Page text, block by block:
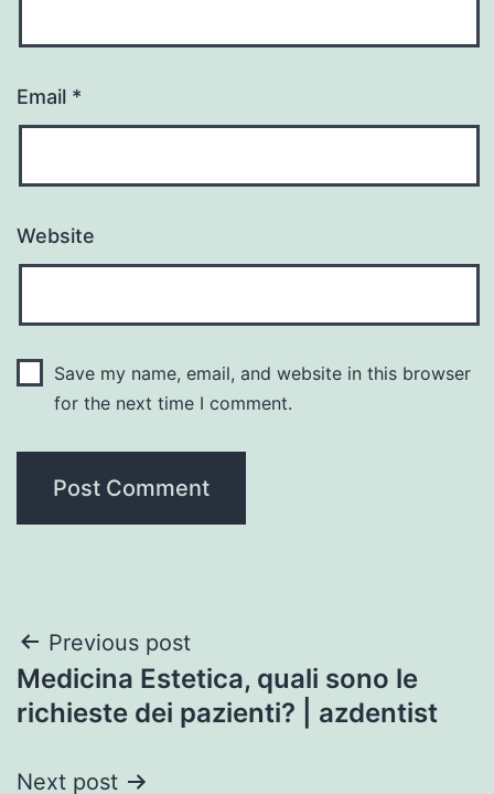
Email *
Website
Save my name, email, and website in this browser
for the next time I comment.
Post
navigation
Previous post
Medicina Estetica, quali sono le
richieste dei pazienti? | azdentist
Next post